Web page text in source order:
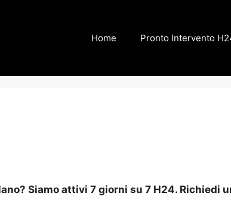
Home Pronto Intervento
Siamo attivi 7 giorni su 7 H24. Richiedi